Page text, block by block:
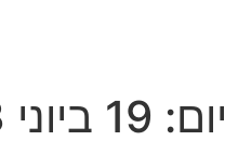
יום: 19 ביוני 2023